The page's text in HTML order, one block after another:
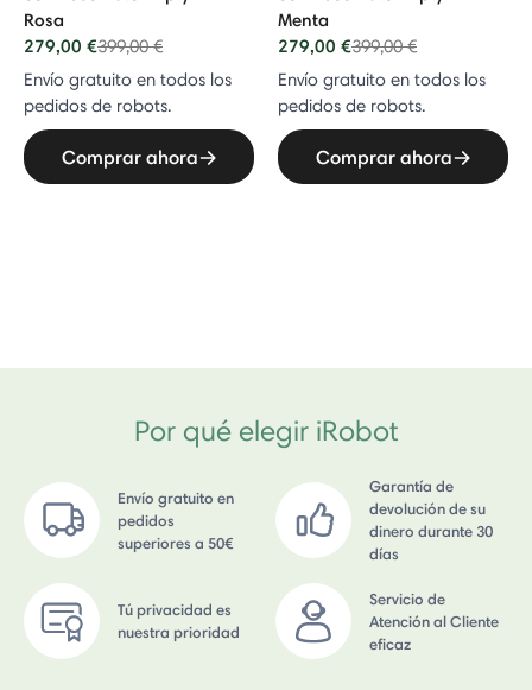
Rosa
279,00 €Price reduced from
399,00 €to
Envío gratuito en todos los
pedidos de robots.
Comprar ahora
Menta
279,00 €Price reduced from
399,00 €to
Envío gratuito en todos los
pedidos de robots.
Comprar ahora
Por qué elegir iRobot
Envío gratuito en
pedidos
superiores a 50€
Garantía de
devolución de su
dinero durante 30
días
Tú privacidad es
nuestra prioridad
Servicio de
Atención al Cliente
eficaz